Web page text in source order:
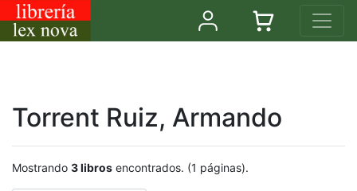
Torrent Ruiz, Armando
Mostrando 3 libros encontrados. (1 páginas).